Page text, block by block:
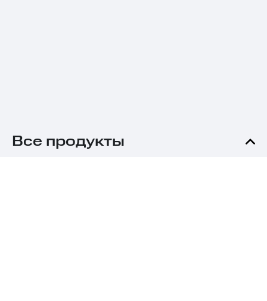
Все продукты